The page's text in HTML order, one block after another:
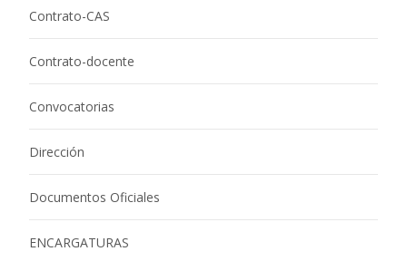
Contrato-CAS
Contrato-docente
Convocatorias
Dirección
Documentos Oficiales
ENCARGATURAS